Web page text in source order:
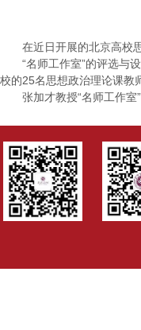
在近日开展的北京高校
“名师工作室”的评选与
校的25名思想政治理论课教
张加才教授“名师工作